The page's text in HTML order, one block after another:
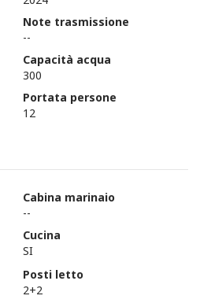
Note trasmissione
--
Capacità acqua
300
Portata persone
12
Cabina marinaio
--
Cucina
SI
Posti letto
2+2